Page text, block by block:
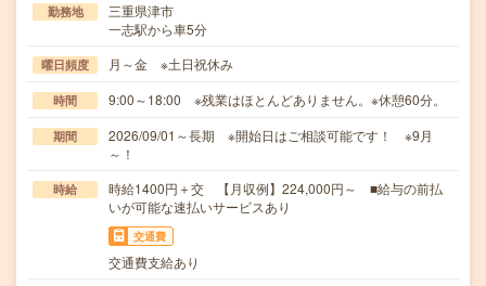
勤務地
三重県津市
一志駅から車5分
曜日頻度 月～金 ※土日祝休み
時間 9:00～18:00 ※残業はほとんどありません。※休憩60分。
期間
2026/09/01～長期 ※開始日はご相談可能です！ ※9月
～！
時給
時給1400円＋交 【月収例】224,000円～ ■給与の前払
いが可能な速払いサービスあり
交通費
交通費支給あり